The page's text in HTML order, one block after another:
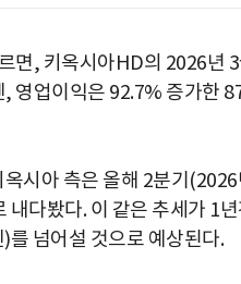
면, 키옥시아HD의 2026년
영업이익은 92.7% 증가한
시아 측은 올해 2분기
내다봤다. 이 같은 추세가 1
를 넘어설 것으로 예상된다.